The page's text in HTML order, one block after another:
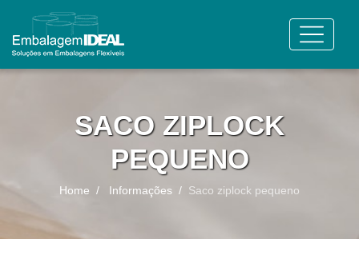
SACO ZIPLOCK
PEQUENO
Home Informações Saco ziplock pequeno